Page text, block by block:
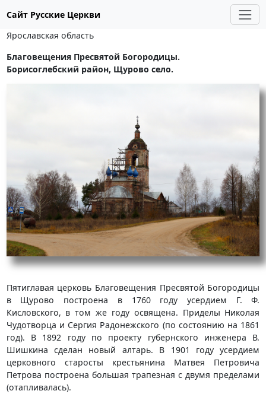
Сайт Русские Церкви
Ярославская область
Благовещения Пресвятой Богородицы.
Борисоглебский район, Щурово село.
Пятиглавая церковь Благовещения Пресвятой Богородицы
в Щурово построена в 1760 году усердием Г. Ф.
Кисловского, в том же году освящена. Приделы Николая
Чудотворца и Сергия Радонежского (по состоянию на 1861
год). В 1892 году по проекту губернского инженера В.
Шишкина сделан новый алтарь. В 1901 году усердием
церковного старосты крестьянина Матвея Петровича
Петрова построена большая трапезная с двумя пределами
(отапливалась).